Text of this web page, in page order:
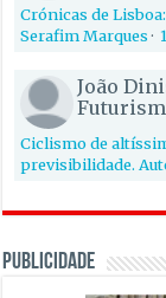
Crónicas de
Serafim Marques·
João
Ciclismo de
previsibilidade.
PUBLICIDADE